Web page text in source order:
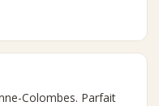
Colombes. Parfait